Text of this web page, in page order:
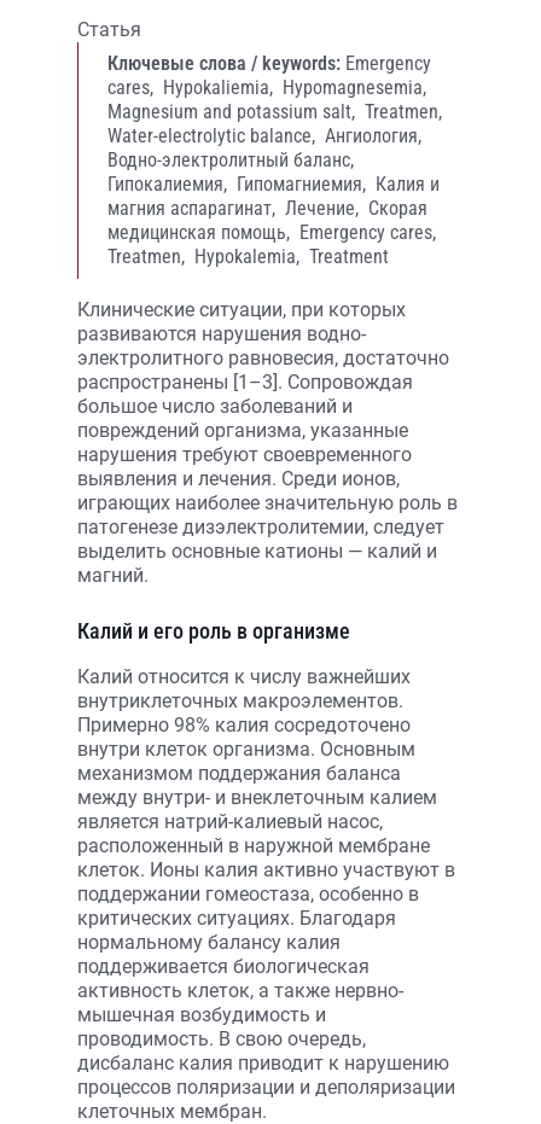
Статья
Ключевые слова / keywords: Emergency
cares, Hypokaliemia, Hypomagnesemia,
Magnesium and potassium salt, Treatmen,
Water-electrolytic balance, Ангиология,
Водно-электролитный баланс,
Гипокалиемия, Гипомагниемия, Калия и
магния аспарагинат, Лечение, Скорая
медицинская помощь, Emergency cares,
Treatmen, Hypokalemia, Treatment
Клинические ситуации, при которых
развиваются нарушения водно-
электролитного равновесия, достаточно
распространены [1–3]. Сопровождая
большое число заболеваний и
повреждений организма, указанные
нарушения требуют своевременного
выявления и лечения. Среди ионов,
играющих наиболее значительную роль в
патогенезе дизэлектролитемии, следует
выделить основные катионы — калий и
магний.
Калий и его роль в организме
Калий относится к числу важнейших
внутриклеточных макроэлементов.
Примерно 98% калия сосредоточено
внутри клеток организма. Основным
механизмом поддержания баланса
между внутри- и внеклеточным калием
является натрий-калиевый насос,
расположенный в наружной мембране
клеток. Ионы калия активно участвуют в
поддержании гомеостаза, особенно в
критических ситуациях. Благодаря
нормальному балансу калия
поддерживается биологическая
активность клеток, а также нервно-
мышечная возбудимость и
проводимость. В свою очередь,
дисбаланс калия приводит к нарушению
процессов поляризации и деполяризации
клеточных мембран.